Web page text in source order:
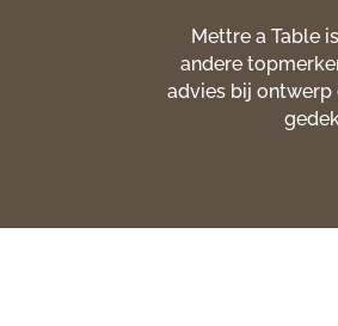
Mettre a Table
andere
advies bij ontwerp